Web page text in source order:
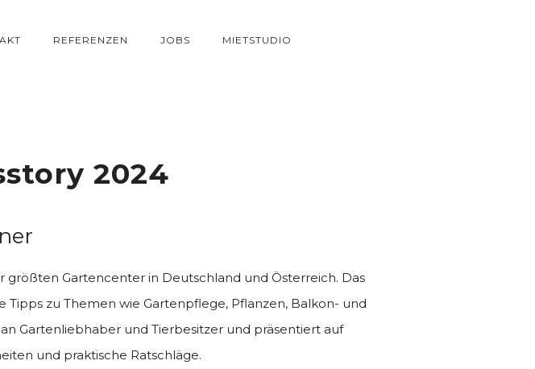
REFERENZEN JOBS MIETSTUDIO
2024
größten Gartencenter in Deutschland und Österreich. Das
zu Themen wie Gartenpflege, Pflanzen, Balkon- und
Gartenliebhaber und Tierbesitzer und präsentiert auf
und praktische Ratschläge.